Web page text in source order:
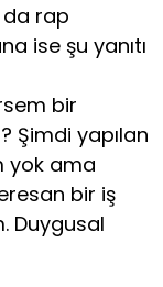
da rap
ise şu yanıtı
bir
Şimdi yapılan
yok ama
bir iş
Duygusal